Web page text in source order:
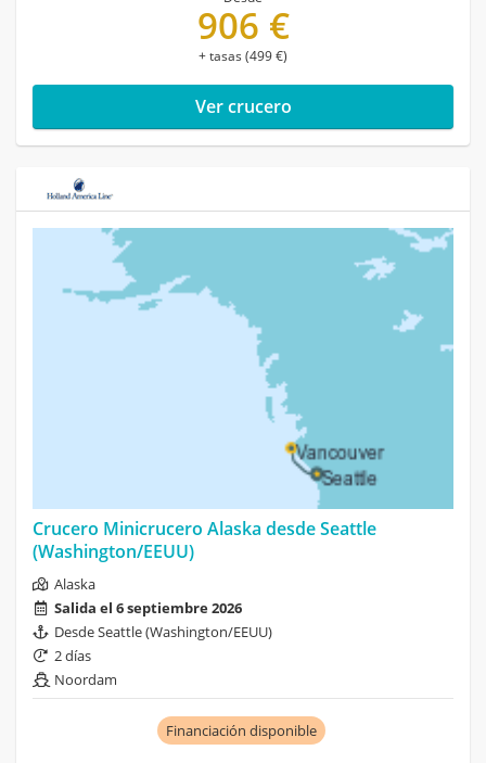
906 €
+ tasas (499 €)
Ver crucero
Crucero Minicrucero Alaska desde Seattle
(Washington/EEUU)
Alaska
Salida el 6 septiembre 2026
Desde Seattle (Washington/EEUU)
2 días
Noordam
Financiación disponible